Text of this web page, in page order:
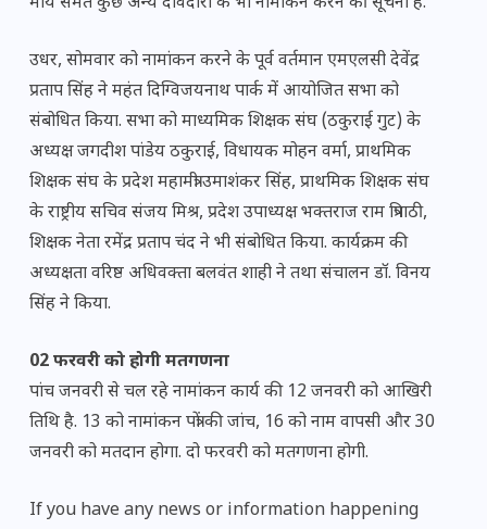
उधर, सोमवार को नामांकन करने के पूर्व वर्तमान एमएलसी देवेंद्र
प्रताप सिंह ने महंत दिग्विजयनाथ पार्क में आयोजित सभा को
संबोधित किया. सभा को माध्यमिक शिक्षक संघ (ठकुराई गुट) के
अध्यक्ष जगदीश पांडेय ठकुराई, विधायक मोहन वर्मा, प्राथमिक
शिक्षक संघ के प्रदेश महामंत्री उमाशंकर सिंह, प्राथमिक शिक्षक संघ
के राष्ट्रीय सचिव संजय मिश्र, प्रदेश उपाध्यक्ष भक्तराज राम त्रिपाठी,
शिक्षक नेता रमेंद्र प्रताप चंद ने भी संबोधित किया. कार्यक्रम की
अध्यक्षता वरिष्ठ अधिवक्ता बलवंत शाही ने तथा संचालन डॉ. विनय
सिंह ने किया.
02 फरवरी को होगी मतगणना
पांच जनवरी से चल रहे नामांकन कार्य की 12 जनवरी को आखिरी
तिथि है. 13 को नामांकन पत्रों की जांच, 16 को नाम वापसी और 30
जनवरी को मतदान होगा. दो फरवरी को मतगणना होगी.
If you have any news or information happening